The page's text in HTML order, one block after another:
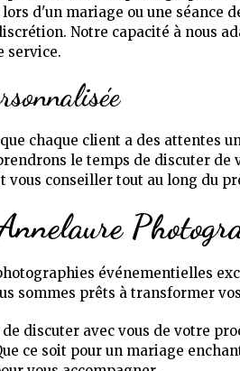
d'un mariage ou une séance
Notre capacité à nous
service.
chaque client a des attentes
le temps de discuter de
vous conseiller tout au long du
événementielles
sommes prêts à transformer
discuter avec vous de votre
ce soit pour un mariage